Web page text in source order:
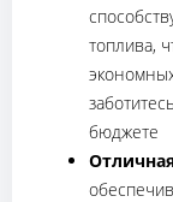
топлива,
бюджете